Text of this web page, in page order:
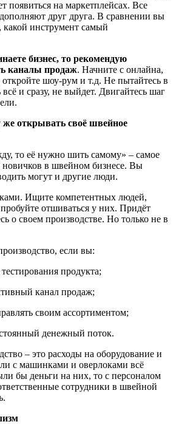
появиться на маркетплейсах. Все
друг друга. В сравнении вы
какой инструмент самый
бизнес, то рекомендую
каналы продаж. Начните с онлайна,
откройте шоу-рум и т.д. Не пытайтесь в
всё и сразу, не выйдет. Двигайтесь шаг
открывать своё швейное
то её нужно шить самому» – самое
новичков в швейном бизнесе. Вы
могут и другие люди.
Ищите компетентных людей,
отшиваться у них. Придёт
о своем производстве. Но только не в
если вы:
продукта;
канал продаж;
своим ассортиментом;
денежный поток.
– это расходы на оборудование и
с машинками и оверлоками всё
бы деньги на них, то с персоналом
сотрудники в швейной